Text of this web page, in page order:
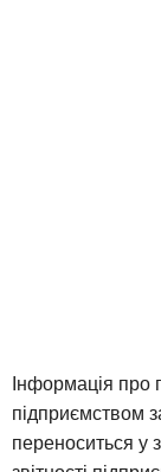
Інформація про
підприємством
переноситься у